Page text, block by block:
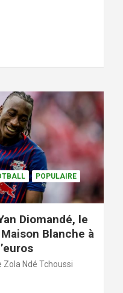
POPULAIRE
Diomandé, le
Blanche à
Zola Ndé Tchoussi